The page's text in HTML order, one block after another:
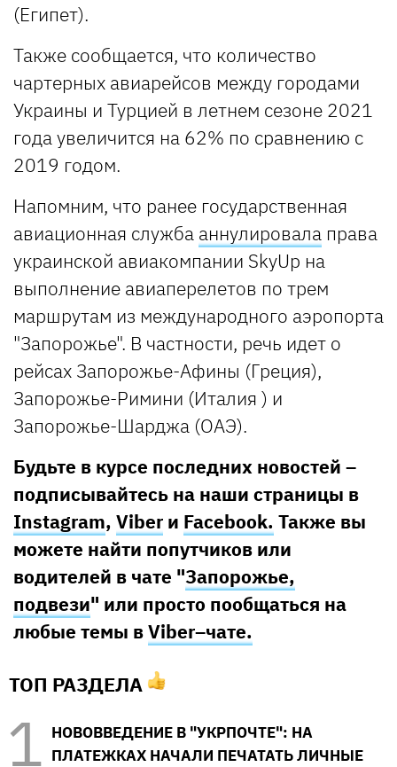
(Египет).
Также сообщается, что количество
чартерных авиарейсов между городами
Украины и Турцией в летнем сезоне 2021
года увеличится на 62% по сравнению с
2019 годом.
Напомним, что ранее государственная
авиационная служба аннулировала права
украинской авиакомпании SkyUp на
выполнение авиаперелетов по трем
маршрутам из международного аэропорта
"Запорожье". В частности, речь идет о
рейсах Запорожье-Афины (Греция),
Запорожье-Римини (Италия ) и
Запорожье-Шарджа (ОАЭ).
Будьте в курсе последних новостей –
подписывайтесь на наши страницы в
Instagram, Viber и Facebook. Также вы
можете найти попутчиков или
водителей в чате "Запорожье,
подвези" или просто пообщаться на
любые темы вViber–чате.
ТОП РАЗДЕЛА
НОВОВВЕДЕНИЕ В "УКРПОЧТЕ": НА
ПЛАТЕЖКАХ НАЧАЛИ ПЕЧАТАТЬ ЛИЧНЫЕ